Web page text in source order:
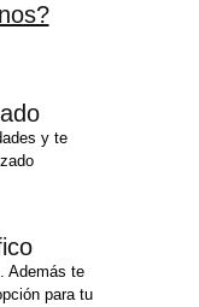
y te
Además te
para tu